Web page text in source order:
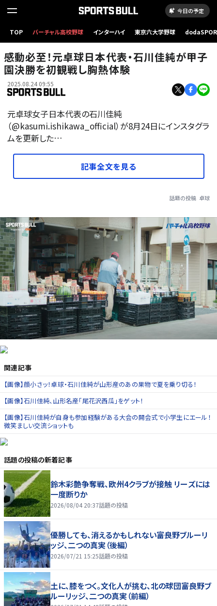
今日の予定
TOP バーチャル高校野球 インターハイ 東京六大学野球
感動必至！元卓球日本代表・石川佳純が甲子
園決勝を初観戦し胸熱体験
2025.08.24 09:55
元卓球女子日本代表の石川佳純
（@kasumi.ishikawa_official）が8月24日にインスタグラ
ムを更新した…
記事全文を見る
話題の投稿 卓球
関連記事
【画像】顔小さッ！卓球・石川佳純が山形産のあの果物で夏を乗り切る！
【画像】石川佳純、山形名産「尾花沢西瓜」をゲット！
【画像】石川佳純が自身も参加経験がある大会の開会式で小学生にエール！
微笑ましい交流ショットも
話題の投稿の新着記事
鈴木彩艶争奪戦、欧州4クラブが接触 リーズには
一度断りか
2026/08/04 20:37話題の投稿
優勝しても、消えるかもしれない――富良野ブルーリ
ッジ、二つの真実（後編）
2026/07/21 15:25話題の投稿
土に、膝をつく。文化人が挑む、北の球団――富良野ブ
ルーリッジ、二つの真実（前編）